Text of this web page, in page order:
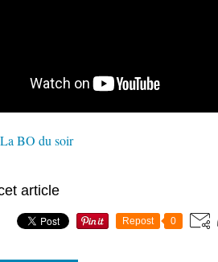
La BO du soir
article
Repost 0